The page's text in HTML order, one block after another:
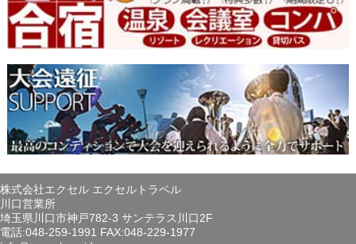
株式会社エクセル エクセルトラベル
川口営業所
埼玉県川口市神戸782-3 サンテラス川口2F
電話:048-259-1991 FAX:048-229-1977